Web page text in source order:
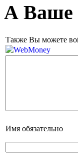
А Ваше
Также Вы можете
Имя обязательно